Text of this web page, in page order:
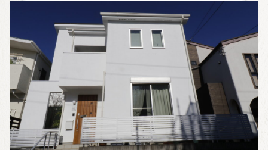
店舗・オフィス
DIY
外構
外壁
シャルミクス（樹脂モルタル）
漆喰
タイル